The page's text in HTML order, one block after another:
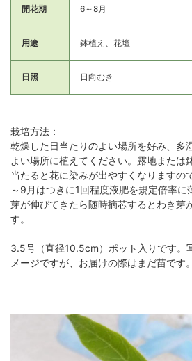
開花期 6～8月
用途 鉢植え、花壇
日照 日向むき
栽培方法：
乾燥した日当たりのよい場所を好み、多
よい場所に植えてください。露地または
当たると花に染みが出やすくなりますの
～9月はつきに1回程度液肥を規定倍率に
芽が伸びてきたら随時摘芯するとわき芽
す。
3.5号（直径10.5cm）ポット入りです。
メージですが、お届けの際はまだ苗です。